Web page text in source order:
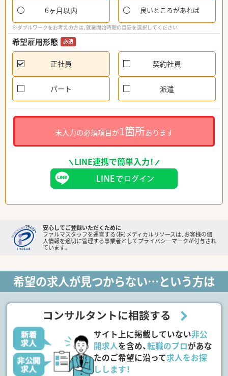
6ヶ月以内 良いところがあれば
※ダブルワークをお考えの方は、就業開始時期の目安を選択してください
希望雇用形態 必須
正社員 契約社員
パート 派遣
未入力の必須項目が1箇所あります
LINE連携で簡単入力！
安心してご登録いただくために
ファルマスタッフを運営する（株）メディカルリソースは、お客様の個
人情報を適切に管理する事業者としてプライバシーマークが付与され
ています。
希望の求人が見つからない…という方は
コンサルタントに相談する
サイト上に掲載していない非公
開求人を含め、転職のプロがあな
たのご希望に沿って求人をお探
しします！